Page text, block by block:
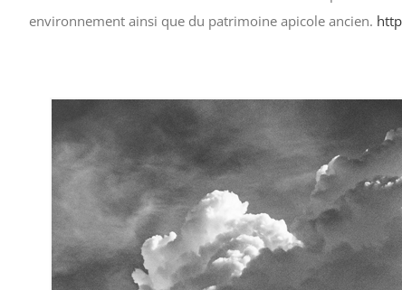
environnement ainsi que du patrimoine apicole ancien.